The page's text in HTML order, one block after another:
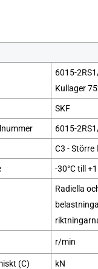
6015-
Kullager
SKF
6015-
C3 - Större
-30°C till
Radiella
r/min
(C) kN